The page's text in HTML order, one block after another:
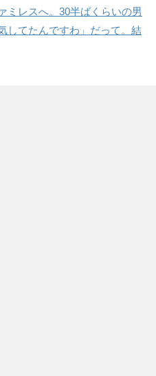
ミレスへ。30半ばくらいの男
してたんですわ」だって。結